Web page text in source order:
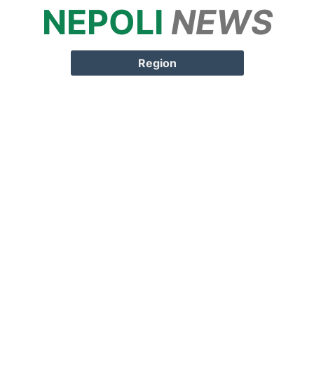
NEPOLI NEWS
Region